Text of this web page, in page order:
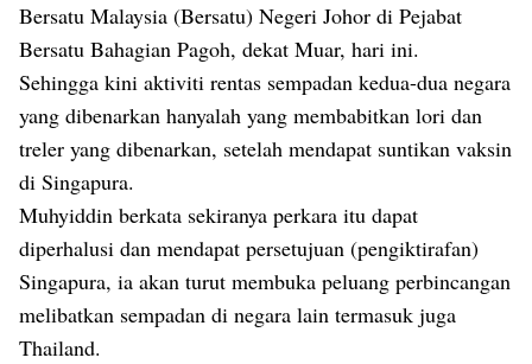
Bersatu Malaysia (Bersatu) Negeri Johor di Pejabat
Bersatu Bahagian Pagoh, dekat Muar, hari ini.
Sehingga kini aktiviti rentas sempadan kedua-dua negara
yang dibenarkan hanyalah yang membabitkan lori dan
treler yang dibenarkan, setelah mendapat suntikan vaksin
di Singapura.
Muhyiddin berkata sekiranya perkara itu dapat
diperhalusi dan mendapat persetujuan (pengiktirafan)
Singapura, ia akan turut membuka peluang perbincangan
melibatkan sempadan di negara lain termasuk juga
Thailand.